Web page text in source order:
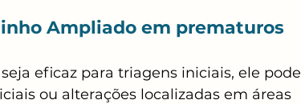
Ampliado em prematuros
eficaz para triagens iniciais, ele pode
ou alterações localizadas em áreas